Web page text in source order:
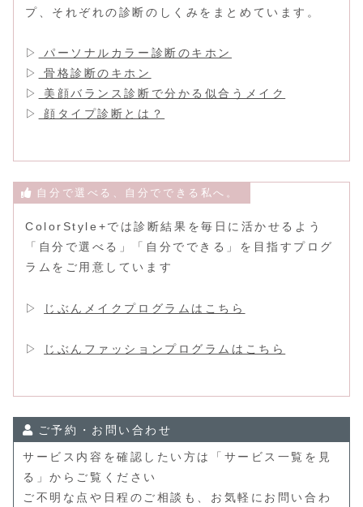
プ、それぞれの診断のしくみをまとめています。
▷
パーソナルカラー診断のキホン
▷
骨格診断のキホン
▷
美顔バランス診断で分かる似合うメイク
▷
顔タイプ診断とは？
自分で選べる、自分でできる私へ。
ColorStyle+では診断結果を毎日に活かせるよう
「自分で選べる」「自分でできる」を目指すプログ
ラムをご用意しています
▷ じぶんメイクプログラムはこちら
▷ じぶんファッションプログラムはこちら
ご予約・お問い合わせ
サービス内容を確認したい方は「サービス一覧を見
る」からご覧ください
ご不明な点や日程のご相談も、お気軽にお問い合わ